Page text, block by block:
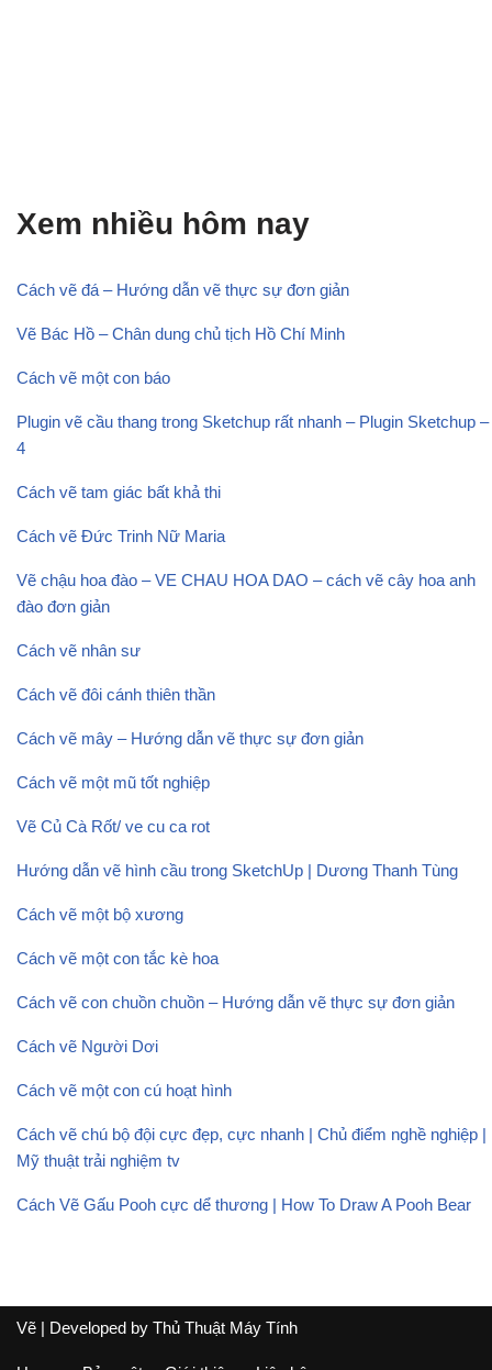
Xem nhiều hôm nay
Cách vẽ đá – Hướng dẫn vẽ thực sự đơn giản
Vẽ Bác Hồ – Chân dung chủ tịch Hồ Chí Minh
Cách vẽ một con báo
Plugin vẽ cầu thang trong Sketchup rất nhanh – Plugin Sketchup –
4
Cách vẽ tam giác bất khả thi
Cách vẽ Đức Trinh Nữ Maria
Vẽ chậu hoa đào – VE CHAU HOA DAO – cách vẽ cây hoa anh
đào đơn giản
Cách vẽ nhân sư
Cách vẽ đôi cánh thiên thần
Cách vẽ mây – Hướng dẫn vẽ thực sự đơn giản
Cách vẽ một mũ tốt nghiệp
Vẽ Củ Cà Rốt/ ve cu ca rot
Hướng dẫn vẽ hình cầu trong SketchUp | Dương Thanh Tùng
Cách vẽ một bộ xương
Cách vẽ một con tắc kè hoa
Cách vẽ con chuồn chuồn – Hướng dẫn vẽ thực sự đơn giản
Cách vẽ Người Dơi
Cách vẽ một con cú hoạt hình
Cách vẽ chú bộ đội cực đẹp, cực nhanh | Chủ điểm nghề nghiệp |
Mỹ thuật trải nghiệm tv
Cách Vẽ Gấu Pooh cực dể thương | How To Draw A Pooh Bear
Vẽ | Developed by Thủ Thuật Máy Tính